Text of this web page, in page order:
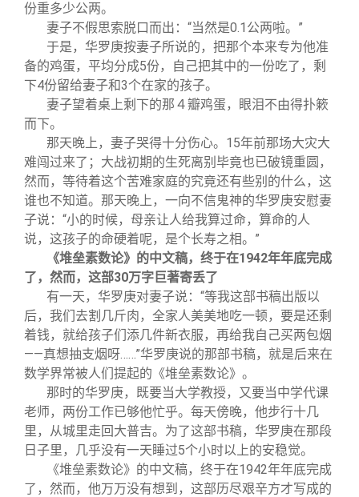
份重多少公两。
妻子不假思索脱口而出：“当然是0.1公两啦。”
于是，华罗庚按妻子所说的，把那个本来专为他准
备的鸡蛋，平均分成5份，自己把其中的一份吃了，剩
下4份留给妻子和3个在家的孩子。
妻子望着桌上剩下的那４瓣鸡蛋，眼泪不由得扑簌
而下。
那天晚上，妻子哭得十分伤心。15年前那场大灾大
难闯过来了；大战初期的生死离别毕竟也已破镜重圆，
然而，等待着这个苦难家庭的究竟还有些别的什么，这
谁也不知道。那天晚上，一向不信鬼神的华罗庚安慰妻
子说：“小的时候，母亲让人给我算过命，算命的人
说，这孩子的命硬着呢，是个长寿之相。”
《堆垒素数论》的中文稿，终于在1942年年底完成
了，然而，这部30万字巨著寄丢了
有一天，华罗庚对妻子说：“等我这部书稿出版以
后，我们去割几斤肉，全家人美美地吃一顿，要是还剩
着钱，就给孩子们添几件新衣服，再给我自己买两包烟
——真想抽支烟呀……”华罗庚说的那部书稿，就是后来在
数学界常被人们提起的《堆垒素数论》。
那时的华罗庚，既要当大学教授，又要当中学代课
老师，两份工作已够他忙乎。每天傍晚，他步行十几
里，从城里走回大普吉。为了这部书稿，华罗庚在那段
日子里，几乎没有一天睡过5个小时以上的安稳觉。
《堆垒素数论》的中文稿，终于在1942年年底完成
了，然而，他万万没有想到，这部历尽艰辛方才写成的